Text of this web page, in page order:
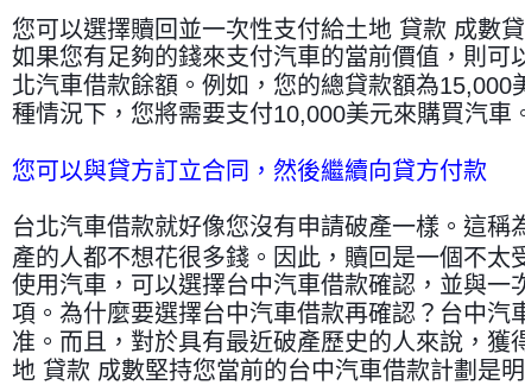
您可以選擇贖回並一次性支付給土地 貸款 成數
如果您有足夠的錢來支付汽車的當前價值，則可
北汽車借款餘額。例如，您的總貸款額為
種情況下，您將需要支付10,000美元來購買汽車
您可以與貸方訂立合同，然後繼續向貸方付款
台北汽車借款就好像您沒有申請破產一樣。這稱
產的人都不想花很多錢。因此，贖回是一個不
使用汽車，可以選擇台中汽車借款確認，並與一
項。為什麼要選擇台中汽車借款再確認？台中
准。而且，對於具有最近破產歷史的人來說，獲
地 貸款 成數堅持您當前的台中汽車借款計劃是明